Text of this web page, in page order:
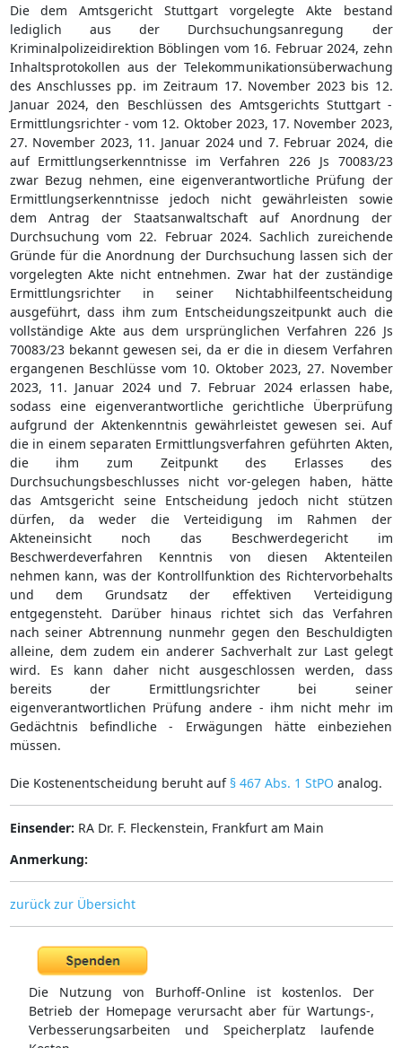
Die dem Amtsgericht Stuttgart vorgelegte Akte bestand
lediglich aus der Durchsuchungsanregung der
Kriminalpolizeidirektion Böblingen vom 16. Februar 2024, zehn
Inhaltsprotokollen aus der Telekommunikationsüberwachung
des Anschlusses pp. im Zeitraum 17. November 2023 bis 12.
Januar 2024, den Beschlüssen des Amtsgerichts Stuttgart -
Ermittlungsrichter - vom 12. Oktober 2023, 17. November 2023,
27. November 2023, 11. Januar 2024 und 7. Februar 2024, die
auf Ermittlungserkenntnisse im Verfahren 226 Js 70083/23
zwar Bezug nehmen, eine eigenverantwortliche Prüfung der
Ermittlungserkenntnisse jedoch nicht gewährleisten sowie
dem Antrag der Staatsanwaltschaft auf Anordnung der
Durchsuchung vom 22. Februar 2024. Sachlich zureichende
Gründe für die Anordnung der Durchsuchung lassen sich der
vorgelegten Akte nicht entnehmen. Zwar hat der zuständige
Ermittlungsrichter in seiner Nichtabhilfeentscheidung
ausgeführt, dass ihm zum Entscheidungszeitpunkt auch die
vollständige Akte aus dem ursprünglichen Verfahren 226 Js
70083/23 bekannt gewesen sei, da er die in diesem Verfahren
ergangenen Beschlüsse vom 10. Oktober 2023, 27. November
2023, 11. Januar 2024 und 7. Februar 2024 erlassen habe,
sodass eine eigenverantwortliche gerichtliche Überprüfung
aufgrund der Aktenkenntnis gewährleistet gewesen sei. Auf
die in einem separaten Ermittlungsverfahren geführten Akten,
die ihm zum Zeitpunkt des Erlasses des
Durchsuchungsbeschlusses nicht vor-gelegen haben, hätte
das Amtsgericht seine Entscheidung jedoch nicht stützen
dürfen, da weder die Verteidigung im Rahmen der
Akteneinsicht noch das Beschwerdegericht im
Beschwerdeverfahren Kenntnis von diesen Aktenteilen
nehmen kann, was der Kontrollfunktion des Richtervorbehalts
und dem Grundsatz der effektiven Verteidigung
entgegensteht. Darüber hinaus richtet sich das Verfahren
nach seiner Abtrennung nunmehr gegen den Beschuldigten
alleine, dem zudem ein anderer Sachverhalt zur Last gelegt
wird. Es kann daher nicht ausgeschlossen werden, dass
bereits der Ermittlungsrichter bei seiner
eigenverantwortlichen Prüfung andere - ihm nicht mehr im
Gedächtnis befindliche - Erwägungen hätte einbeziehen
müssen.
Die Kostenentscheidung beruht auf § 467 Abs. 1 StPO analog.
Einsender: RA Dr. F. Fleckenstein, Frankfurt am Main
Anmerkung:
zurück zur Übersicht
Die Nutzung von Burhoff-Online ist kostenlos. Der
Betrieb der Homepage verursacht aber für Wartungs-,
Verbesserungsarbeiten und Speicherplatz laufende